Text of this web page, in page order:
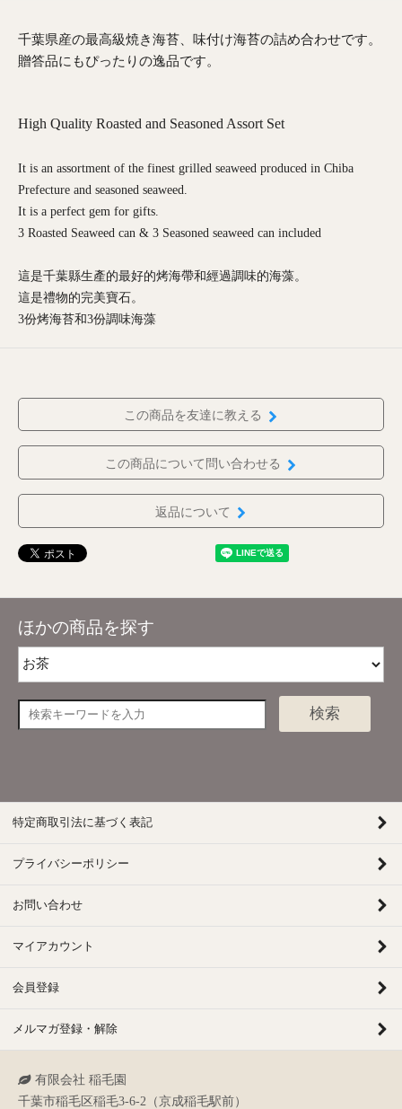
千葉県産の最高級焼き海苔、味付け海苔の詰め合わせです。
贈答品にもぴったりの逸品です。
High Quality Roasted and Seasoned Assort Set
It is an assortment of the finest grilled seaweed produced in Chiba
Prefecture and seasoned seaweed.
It is a perfect gem for gifts.
3 Roasted Seaweed can & 3 Seasoned seaweed can included
這是千葉縣生產的最好的烤海帶和經過調味的海藻。
這是禮物的完美寶石。
3份烤海苔和3份調味海藻
この商品を友達に教える
この商品について問い合わせる
返品について
ほかの商品を探す
検索
特定商取引法に基づく表記
プライバシーポリシー
お問い合わせ
マイアカウント
会員登録
メルマガ登録・解除
有限会社 稲毛園
千葉市稲毛区稲毛3-6-2（京成稲毛駅前）